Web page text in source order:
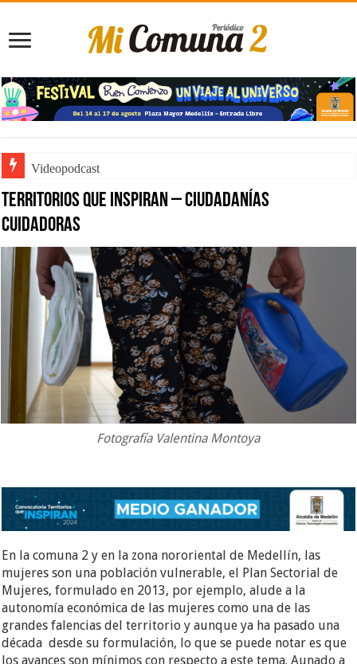
Videopodcast
Territorios que inspiran – Ciudadanías
Cuidadoras
Fotografía Valentina Montoya
En la comuna 2 y en la zona nororiental de Medellín, las
mujeres son una población vulnerable, el Plan Sectorial de
Mujeres, formulado en 2013, por ejemplo, alude a la
autonomía económica de las mujeres como una de las
grandes falencias del territorio y aunque ya ha pasado una
década desde su formulación, lo que se puede notar es que
los avances son mínimos con respecto a este tema. Aunado a